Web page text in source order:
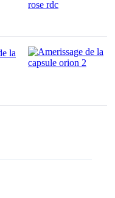
la